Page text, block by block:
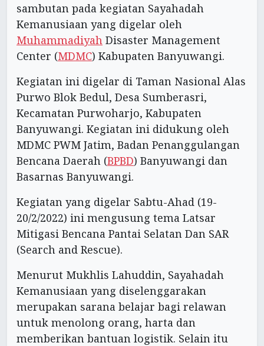
sambutan pada kegiatan Sayahadah
Kemanusiaan yang digelar oleh
Muhammadiyah Disaster Management
Center (MDMC) Kabupaten Banyuwangi.
Kegiatan ini digelar di Taman Nasional Alas
Purwo Blok Bedul, Desa Sumberasri,
Kecamatan Purwoharjo, Kabupaten
Banyuwangi. Kegiatan ini didukung oleh
MDMC PWM Jatim, Badan Penanggulangan
Bencana Daerah (BPBD) Banyuwangi dan
Basarnas Banyuwangi.
Kegiatan yang digelar Sabtu-Ahad (19-
20/2/2022) ini mengusung tema Latsar
Mitigasi Bencana Pantai Selatan Dan SAR
(Search and Rescue).
Menurut Mukhlis Lahuddin, Sayahadah
Kemanusiaan yang diselenggarakan
merupakan sarana belajar bagi relawan
untuk menolong orang, harta dan
memberikan bantuan logistik. Selain itu